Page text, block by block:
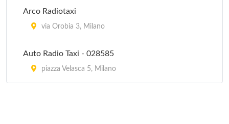
Arco Radiotaxi
via Orobia 3, Milano
Auto Radio Taxi - 028585
piazza Velasca 5, Milano